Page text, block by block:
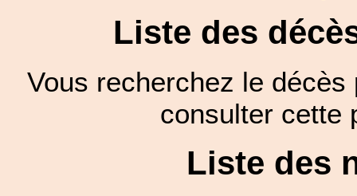
Liste des
Vous recherchez le
consulter
Liste des